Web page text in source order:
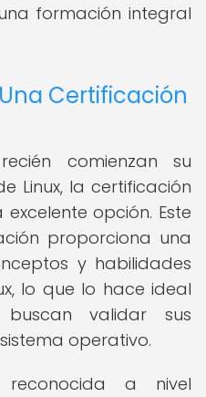
formación integral
Certificación
comienzan su
Linux, la certificación
excelente opción. Este
proporciona una
y habilidades
lo que lo hace ideal
validar sus
operativo.
reconocida a nivel